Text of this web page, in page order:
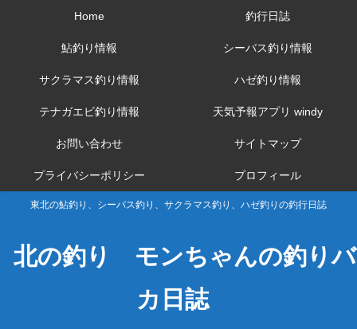
東北の鮎釣り、シーバス釣り、サクラマス釣り、ハゼ釣りの釣行日誌
北の釣り モンちゃんの釣りバ
カ日誌
Home 釣行日誌
鮎釣り情報 シーバス釣り情報
サクラマス釣り情報 ハゼ釣り情報
テナガエビ釣り情報 天気予報アプリ windy
お問い合わせ サイトマップ
プライバシーポリシー プロフィール